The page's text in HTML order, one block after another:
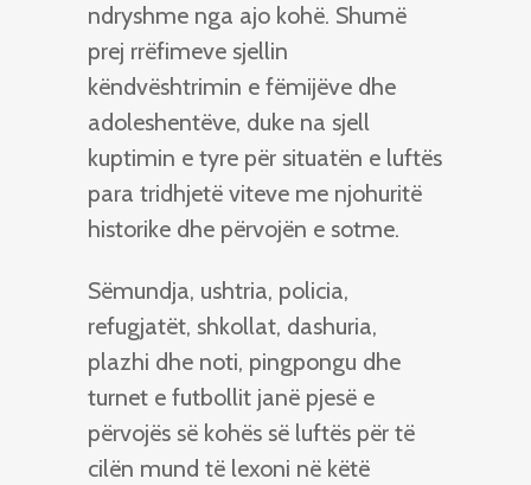
ndryshme nga ajo kohë. Shumë
prej rrëfimeve sjellin
këndvështrimin e fëmijëve dhe
adoleshentëve, duke na sjell
kuptimin e tyre për situatën e luftës
para tridhjetë viteve me njohuritë
historike dhe përvojën e sotme.
Sëmundja, ushtria, policia,
refugjatët, shkollat, dashuria,
plazhi dhe noti, pingpongu dhe
turnet e futbollit janë pjesë e
përvojës së kohës së luftës për të
cilën mund të lexoni në këtë